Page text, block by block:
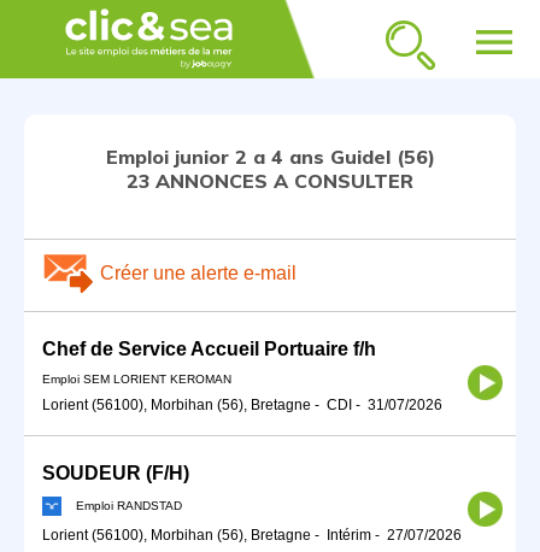
menu
Emploi junior 2 a 4 ans Guidel (56)
23 ANNONCES A CONSULTER
Créer une alerte e-mail
Chef de Service Accueil Portuaire f/h
Emploi SEM LORIENT KEROMAN
Lorient (56100), Morbihan (56), Bretagne - CDI - 31/07/2026
SOUDEUR (F/H)
Emploi RANDSTAD
Lorient (56100), Morbihan (56), Bretagne - Intérim - 27/07/2026